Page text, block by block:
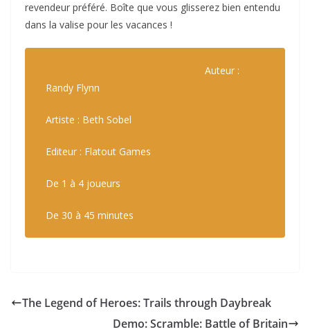
revendeur préféré. Boîte que vous glisserez bien entendu
dans la valise pour les vacances !
Auteur :
Randy Flynn
Artiste : Beth Sobel
Editeur : Flatout Games
De 1 à 4 joueurs
De 30 à 45 minutes
The Legend of Heroes: Trails through Daybreak
Demo: Scramble: Battle of Britain